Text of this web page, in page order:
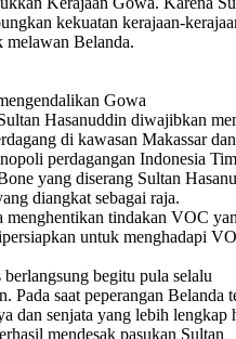
kekuatan kerajaan-
melawan Belanda.
Gowa
Hasanuddin diwajibkan
di kawasan Makassar dan
perdagangan Indonesia
yang diserang Sultan
diangkat sebagai raja.
menghentikan tindakan VOC
untuk menghadapi
begitu pula selalu
Pada saat peperangan Belanda
dan senjata yang lebih lengkap
mendesak pasukan Sultan